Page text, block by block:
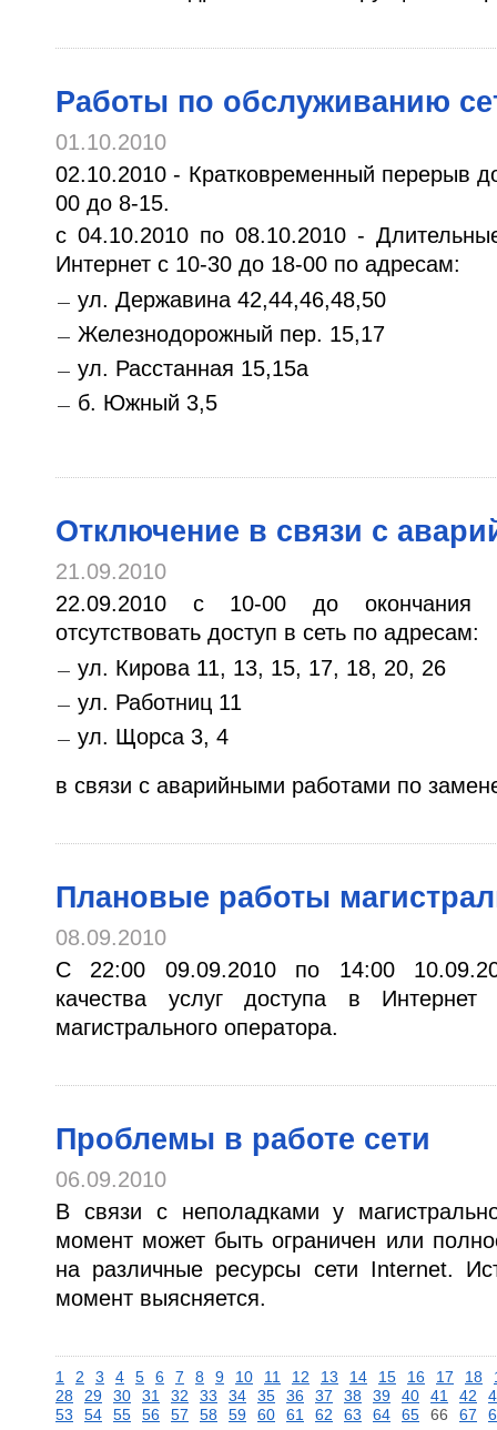
Работы по обслуживанию
01.10.2010
02.10.2010 - Кратковременный перерыв
00 до 8-15.
с 04.10.2010 по 08.10.2010 -
Интернет с 10-30 до 18-00 по адресам:
ул. Державина 42,44,46,48,50
Железнодорожный пер. 15,17
ул. Расстанная 15,15а
б. Южный 3,5
Отключение в связи с
21.09.2010
22.09.2010 с 10-00 до окончания
отсутствовать доступ в сеть по адресам:
ул. Кирова 11, 13, 15, 17, 18, 20, 26
ул. Работниц 11
ул. Щорса 3, 4
в связи с аварийными работами по
Плановые работы
08.09.2010
С 22:00 09.09.2010 по 14:00
качества услуг доступа в
магистрального оператора.
Проблемы в работе сети
06.09.2010
В связи с неполадками у
момент может быть ограничен или
на различные ресурсы сети Internet.
момент выясняется.
1 2 3 4 5 6 7 8 9 10 11 12 13 14 15 16 17 18
28
29 30 31 32 33 34 35 36 37 38 39 40 41 42
53
54 55 56 57 58 59 60 61 62 63 64 65 66 67